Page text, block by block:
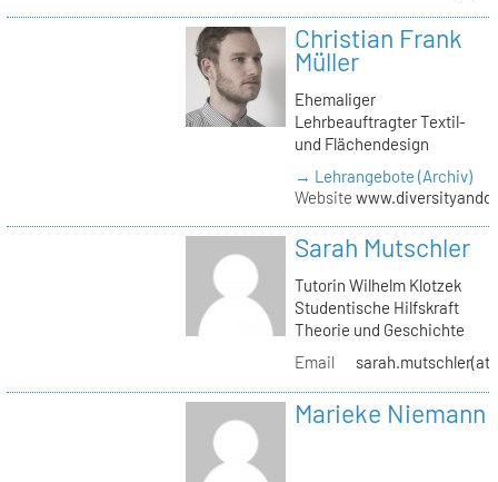
Christian Frank
Müller
Ehemaliger
Lehrbeauftragter Textil-
und Flächendesign
→ Lehrangebote (Archiv)
Website
Sarah Mutschler
Tutorin Wilhelm Klotzek
Studentische Hilfskraft
Theorie und Geschichte
Email
Marieke Niemann